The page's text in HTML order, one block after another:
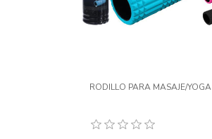
RODILLO PARA MASAJE/YOGA